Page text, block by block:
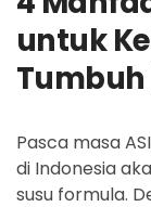
untuk
Pasca masa
di Indonesia
susu formula.